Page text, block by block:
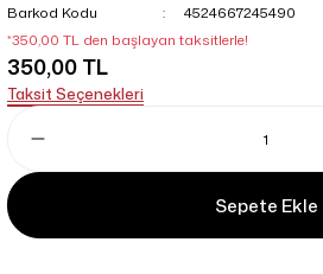
Barkod Kodu
4524667245490
*350,00 TL den başlayan taksitlerle!
350,00 TL
Taksit Seçenekleri
Sepete Ekle